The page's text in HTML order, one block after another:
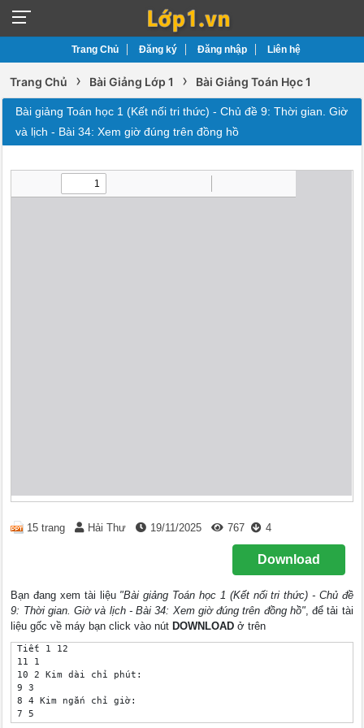
Trang Chủ Đăng ký Đăng nhập Liên hệ
Trang Chủ › Bài Giảng Lớp 1 › Bài Giảng Toán Học 1
Bài giảng Toán học 1 (Kết nối tri thức) - Chủ đề 9: Thời gian. Giờ
và lịch - Bài 34: Xem giờ đúng trên đồng hồ
15 trang Hải Thư 19/11/2025 767 4
Download
Bạn đang xem tài liệu "Bài giảng Toán học 1 (Kết nối tri thức) - Chủ đề
9: Thời gian. Giờ và lịch - Bài 34: Xem giờ đúng trên đồng hồ", để tải tài
liệu gốc về máy bạn click vào nút DOWNLOAD ở trên
Tiết 1 12
11 1
10 2 Kim dài chỉ phút:
9 3
8 4 Kim ngắn chỉ giờ:
7 5